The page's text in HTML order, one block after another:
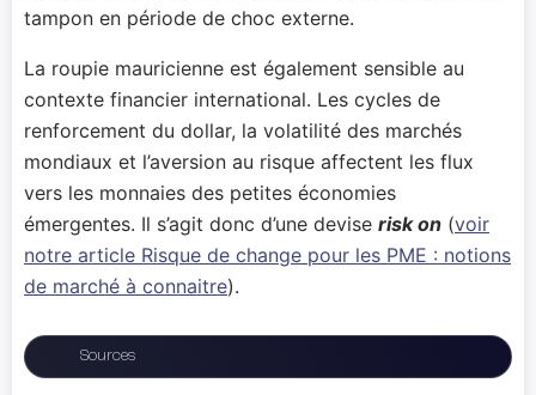
tampon en période de choc externe.
La roupie mauricienne est également sensible au
contexte financier international. Les cycles de
renforcement du dollar, la volatilité des marchés
mondiaux et l’aversion au risque affectent les flux
vers les monnaies des petites économies
émergentes. Il s’agit donc d’une devise risk on (voir
notre article Risque de change pour les PME : notions
de marché à connaitre).
Sources